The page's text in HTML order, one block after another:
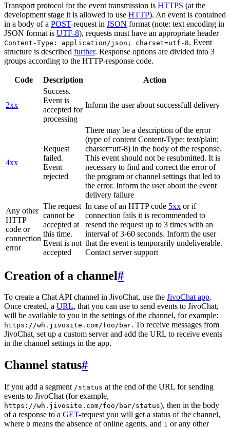
Transport protocol for the event transmission is HTTPS (at the
development stage it is allowed to use HTTP). An event is contained
in a body of a POST-request in JSON format (note: text encoding in
JSON format is UTF-8), requests must have an appropriate header
Content-Type: application/json; charset=utf-8. Event
structure is described further. Response options are divided into 3
groups according to the HTTP-response code.
Code Description Action
2xx
Success.
Event is
accepted for
processing
Inform the user about successfull delivery
4xx
Request
failed.
Event
rejected
There may be a description of the error
(type of content Content-Type: text/plain;
charset=utf-8) in the body of the response.
This event should not be resubmitted. It is
necessary to find and correct the error of
the program or channel settings that led to
the error. Inform the user about the event
delivery failure
Any other
HTTP
code or
connection
error
The request
cannot be
accepted at
this time.
Event is not
accepted
In case of an HTTP code 5xx or if
connection fails it is recommended to
resend the request up to 3 times with an
interval of 3-60 seconds. Inform the user
that the event is temporarily undeliverable.
Contact server support
Creation of a channel#
To create a Chat API channel in JivoChat, use the JivoChat app.
Once created, a URL, that you can use to send events to JivoChat,
will be available to you in the settings of the channel, for example:
https://wh.jivosite.com/foo/bar. To receive messages from
JivoChat, set up a custom server and add the URL to receive events
in the channel settings in the app.
Channel status#
If you add a segment /status at the end of the URL for sending
events to JivoChat (for example,
https://wh.jivosite.com/foo/bar/status), then in the body
of a response to a GET-request you will get a status of the channel,
where 0 means the absence of online agents, and 1 or any other